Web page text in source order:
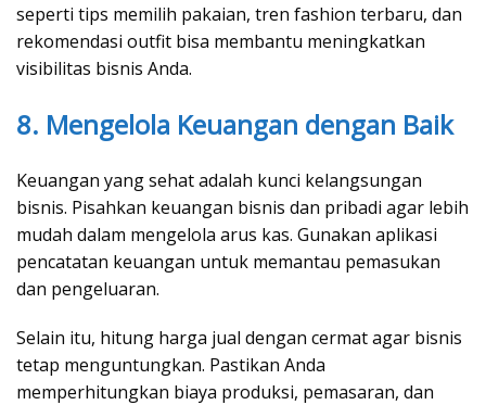
seperti tips memilih pakaian, tren fashion terbaru, dan
rekomendasi outfit bisa membantu meningkatkan
visibilitas bisnis Anda.
8. Mengelola Keuangan dengan Baik
Keuangan yang sehat adalah kunci kelangsungan
bisnis. Pisahkan keuangan bisnis dan pribadi agar lebih
mudah dalam mengelola arus kas. Gunakan aplikasi
pencatatan keuangan untuk memantau pemasukan
dan pengeluaran.
Selain itu, hitung harga jual dengan cermat agar bisnis
tetap menguntungkan. Pastikan Anda
memperhitungkan biaya produksi, pemasaran, dan